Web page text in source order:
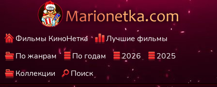
Фильмы КиноНетка
Лучшие фильмы
По жанрам
По годам 2026
2025
Коллекции
Поиск